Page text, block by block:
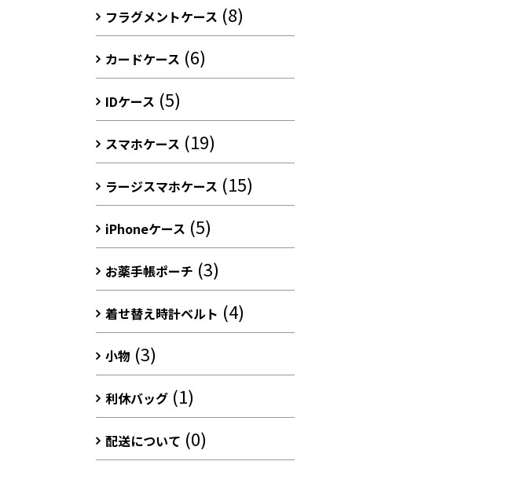
フラグメントケース (8)
カードケース (6)
IDケース (5)
スマホケース (19)
ラージスマホケース (15)
iPhoneケース (5)
お薬手帳ポーチ (3)
着せ替え時計ベルト (4)
小物 (3)
利休バッグ (1)
配送について (0)